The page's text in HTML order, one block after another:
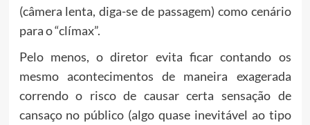
(câmera lenta, diga-se de passagem) como cenário
para o “clímax”.
Pelo menos, o diretor evita ficar contando os
mesmo acontecimentos de maneira exagerada
correndo o risco de causar certa sensação de
cansaço no público (algo quase inevitável ao tipo